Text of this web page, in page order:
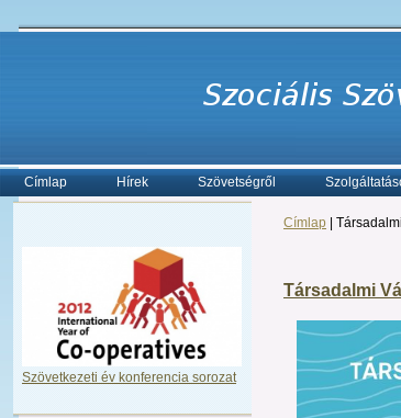
Címlap Hírek Szövetségről
Szövetkezeti év konferencia sorozat
Címlap |
Társadalmi